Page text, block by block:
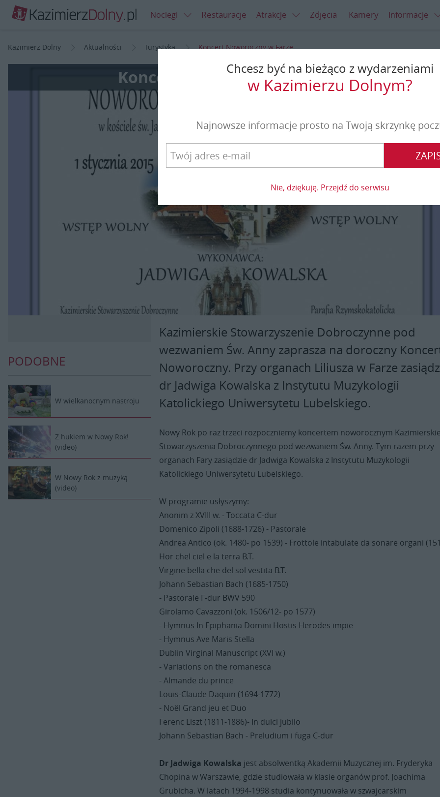
Noclegi Restauracje Atrakcje Zdjęcia Kamery Informacje
Kazimierz Dolny Aktualności Turystyka Koncert Noworoczny w Farze
Koncert Noworoczny w Farze
PODOBNE
W wielkanocnym nastroju
Z hukiem w Nowy Rok!
(video)
W Nowy Rok z muzyką
(video)
Kazimierskie Stowarzyszenie Dobroczynne pod
wezwaniem Św. Anny zaprasza na doroczny
Noworoczny. Przy organach Liliusza w Farze
dr Jadwiga Kowalska z Instytutu Muzykologii
Katolickiego Uniwersytetu Lubelskiego.
Nowy Rok po raz trzeci rozpoczniemy koncertem noworocznym
Stowarzyszenia Dobroczynnego pod wezwaniem Św. Anny. Tym razem przy
organach Fary zasiądzie dr Jadwiga Kowalska z Instytutu Muzykologii
Katolickiego Uniwersytetu Lubelskiego.
W programie usłyszymy:
Anonim z XVIII w. - Toccata C-dur
Domenico Zipoli (1688-1726) - Pastorale
Andrea Antico (ok. 1480- po 1539) - Frottole intabulate da sonare organi
Hor chel ciel e la terra B.T.
Virgine bella che del sol vestita B.T.
Johann Sebastian Bach (1685-1750)
- Pastorale F-dur BWV 590
Girolamo Cavazzoni (ok. 1506/12- po 1577)
- Hymnus In Epiphania Domini Hostis Herodes impie
- Hymnus Ave Maris Stella
Dublin Virginal Manuscript (XVI w.)
- Variations on the romanesca
- Almande du prince
Louis-Claude Daquin (1694-1772)
- Noël Grand jeu et Duo
Ferenc Liszt (1811-1886)- In dulci jubilo
Johann Sebastian Bach - Preludium i fuga C-dur
Dr Jadwiga Kowalska jest absolwentką Akademii Muzycznej im. Fryderyka
Chopina w Warszawie, gdzie studiowała w klasie organów prof. Joachima
Grubicha. W latach 1994-1998 studia kontynuowała w szwajcarskim
Chcesz być na bieżąco z wydarzeniami
w Kazimierzu Dolnym?
Najnowsze informacje prosto na Twoją skrzynkę
Nie, dziękuję. Przejdź do serwisu